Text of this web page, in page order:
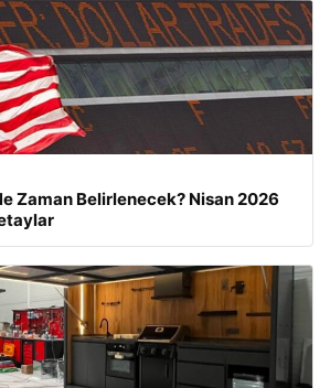
Zaman Belirlenecek? Nisan 2026